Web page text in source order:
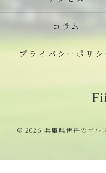
コラム
プライバシーポリシ
© 2026 兵庫県伊丹のゴ